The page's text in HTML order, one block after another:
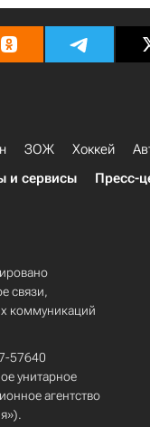
ЗОЖ Хоккей
и сервисы Пресс-
связи,
коммуникаций
57640
унитарное
агентство